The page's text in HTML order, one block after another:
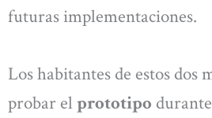
futuras implementaciones.
Los habitantes de estos dos
probar el prototipo